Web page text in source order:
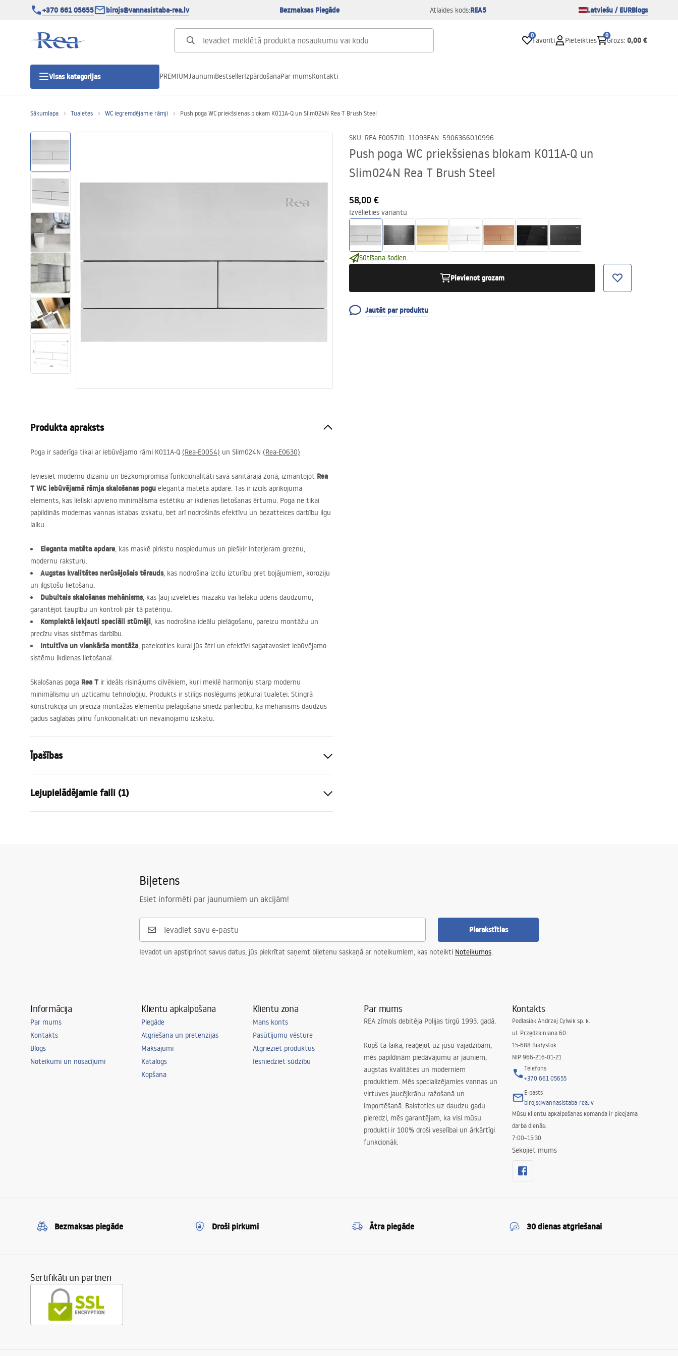
+370 661 05655 birojs@vannasistaba-rea.lv Bezmaksas Piegāde Atlaides kods:REA5 Latviešu / EURBlogs
0
Favorīti Pieteikties
0
Grozs: 0,00 €
Visas kategorijas
Dušas durvis
Vannas istabas dušas paliktņi
Lineāras dušas notekas
Izlietnes
Vannas un ekrāni
Vannas istabas jaucējkrāni
Vannas istabas dušas
PREMIUMJaunumiBestsellerIzpārdošanaPar mumsKontakti
Sākumlapa Tualetes WC iegremdējamie rāmji Push poga WC priekšsienas blokam K011A-Q un Slim024N Rea T Brush Steel
SKU: REA-E0057ID: 11093EAN: 5906366010996
Push poga WC priekšsienas blokam K011A-Q un
Slim024N Rea T Brush Steel
58,00 €
Izvēlieties variantu
Sūtīšana šodien.
Pievienot grozam
Jautāt par produktu
Produkta apraksts
Poga ir saderīga tikai ar iebūvējamo rāmi K011A-Q (Rea-E0054) un Slim024N (Rea-E0630)
Ieviesiet modernu dizainu un bezkompromisa funkcionalitāti savā sanitārajā zonā, izmantojot Rea
T WC iebūvējamā rāmja skalošanas pogu elegantā matētā apdarē. Tas ir izcils aprīkojuma
elements, kas lieliski apvieno minimālisma estētiku ar ikdienas lietošanas ērtumu. Poga ne tikai
papildinās modernas vannas istabas izskatu, bet arī nodrošinās efektīvu un bezatteices darbību ilgu
laiku.
Eleganta matēta apdare, kas maskē pirkstu nospiedumus un piešķir interjeram greznu,
modernu raksturu.
Augstas kvalitātes nerūsējošais tērauds, kas nodrošina izcilu izturību pret bojājumiem, koroziju
un ilgstošu lietošanu.
Dubultais skalošanas mehānisms, kas ļauj izvēlēties mazāku vai lielāku ūdens daudzumu,
garantējot taupību un kontroli pār tā patēriņu.
Komplektā iekļauti speciāli stūmēji, kas nodrošina ideālu pielāgošanu, pareizu montāžu un
precīzu visas sistēmas darbību.
Intuitīva un vienkārša montāža, pateicoties kurai jūs ātri un efektīvi sagatavosiet iebūvējamo
sistēmu ikdienas lietošanai.
Skalošanas poga Rea T ir ideāls risinājums cilvēkiem, kuri meklē harmoniju starp modernu
minimālismu un uzticamu tehnoloģiju. Produkts ir stilīgs noslēgums jebkurai tualetei. Stingrā
konstrukcija un precīza montāžas elementu pielāgošana sniedz pārliecību, ka mehānisms daudzus
gadus saglabās pilnu funkcionalitāti un nevainojamu izskatu.
Īpašības
Materiāls
Augstums
155mm
Lejupielādējamie faili (1)
Biļetens
Esiet informēti par jaunumiem un akcijām!
Pierakstīties
Ievadot un apstiprinot savus datus, jūs piekrītat saņemt biļetenu saskaņā ar noteikumiem, kas noteikti Noteikumos.
Informācija
Par mums
Kontakts
Blogs
Noteikumi un nosacījumi
Klientu apkalpošana
Piegāde
Atgriešana un pretenzijas
Maksājumi
Katalogs
Kopšana
Klientu zona
Mans konts
Pasūtījumu vēsture
Atgrieziet produktus
Iesniedziet sūdzību
Par mums
REA zīmols debitēja Polijas tirgū 1993. gadā.
Kopš tā laika, reaģējot uz jūsu vajadzībām,
mēs papildinām piedāvājumu ar jauniem,
augstas kvalitātes un moderniem
produktiem. Mēs specializējamies vannas un
virtuves jaucējkrānu ražošanā un
importēšanā. Balstoties uz daudzu gadu
pieredzi, mēs garantējam, ka visi mūsu
produkti ir 100% droši veselībai un ārkārtīgi
funkcionāli.
Kontakts
Podlasiak Andrzej Cylwik sp. k.
ul. Przędzalniana 60
15-688 Białystok
NIP 966-216-01-21
Telefons
+370 661 05655
E-pasts
birojs@vannasistaba-rea.lv
Mūsu klientu apkalpošanas komanda ir pieejama
darba dienās:
7:00–15:30
Sekojiet mums
Bezmaksas piegāde Droši pirkumi Ātra piegāde 30 dienas atgriešanai
Sertifikāti un partneri